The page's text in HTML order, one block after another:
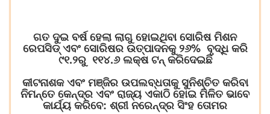
ଗତ ଦୁଇ ବର୍ଷ ହେଲା ଲାଗୁ ହୋଇଥିବା ସୋରିଷ ମିଶନ
ରେପସିଡ୍ ଏବଂ ସୋରିଷର ଉତ୍ପାଦନକୁ ୨୬% ବୃଦ୍ଧି କରି
୯୧.୨ରୁ ୧୧୪.୬ ଲକ୍ଷ ଟନ୍ କରିଦେଇଛି
କୀଟନାଶକ ଏବଂ ମଞ୍ଜିର ଉପଲବ୍ଧତାକୁ ସୁନିଶ୍ଚିତ କରିବା
ନିମନ୍ତେ କେନ୍ଦ୍ର ଏବଂ ରାଜ୍ୟ ଏକାଠି ହୋଇ ମିଳିତ ଭାବେ
କାର୍ଯ୍ୟ କରିବେ: ଶ୍ରୀ ନରେନ୍ଦ୍ର ସିଂହ ତୋମର